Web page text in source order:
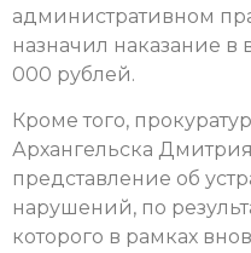
административном
назначил наказание в
000 рублей.
Кроме того,
Архангельска
представление об
нарушений, по
которого в рамках